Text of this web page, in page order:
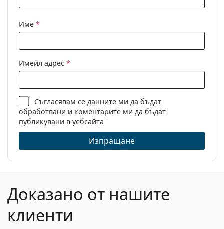
Име *
Имейл адрес *
Съгласявам се данните ми да бъдат
обработвани и коментарите ми да бъдат
публикувани в уебсайта
Изпращане
Доказано от нашите
клиенти